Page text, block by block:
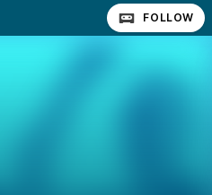
FOLLOW